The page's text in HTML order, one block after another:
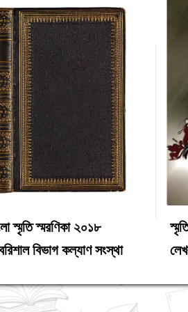
স্মৃতি স্মরণিকা ২০১৮
বিভাগ কল্যাণ সংস্থা
ইতিহাস